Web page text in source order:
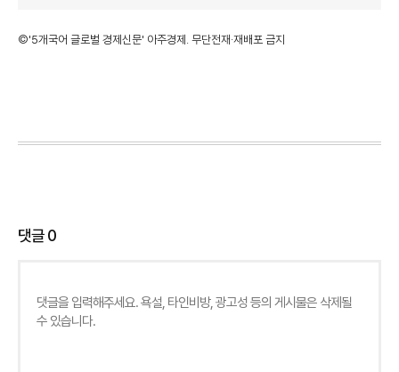
©'5개국어 글로벌 경제신문' 아주경제. 무단전재·재배포 금지
댓글0